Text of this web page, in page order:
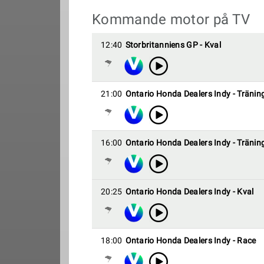
Kommande motor på TV
12:40 Storbritanniens GP - Kval
21:00 Ontario Honda Dealers Indy -
16:00 Ontario Honda Dealers Indy -
20:25 Ontario Honda Dealers Indy - Kval
18:00 Ontario Honda Dealers Indy - Race